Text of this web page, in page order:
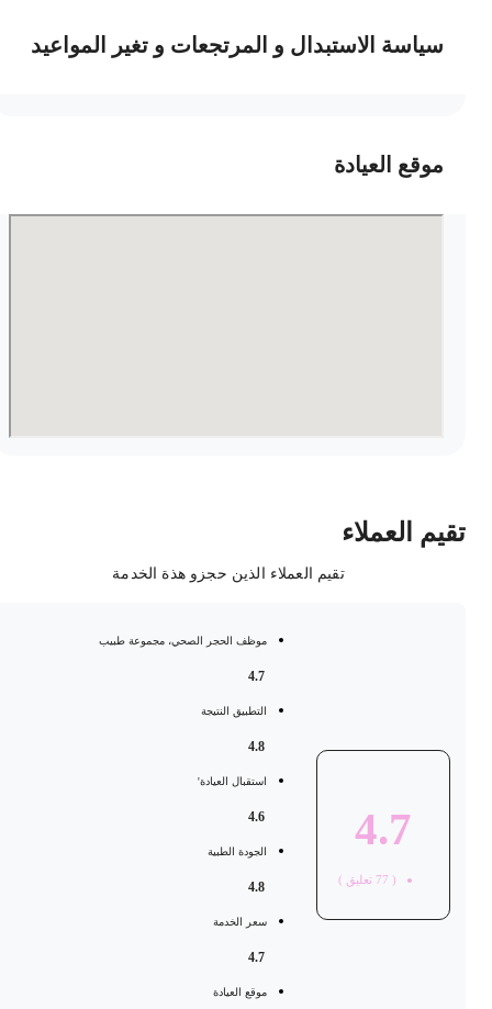
سياسة الاستبدال و المرتجعات و تغير المواعيد
موقع العيادة
العملاء
تقيم العملاء الذين حجزو هذة الخدمة
4.7
77 تعليق )
موظف الحجر الصحي، مجموعة طبيب
التطبيق النتيجة
استقبال العيادة'
الجودة الطبية
سعر الخدمة
موقع العيادة